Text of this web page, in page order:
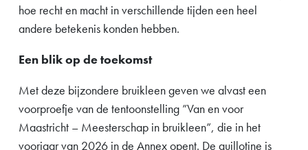
hoe recht en macht in verschillende tijden een heel
andere betekenis konden hebben.
Een blik op de toekomst
Met deze bijzondere bruikleen geven we alvast een
voorproefje van de tentoonstelling ”Van en voor
Maastricht – Meesterschap in bruikleen”, die in het
voorjaar van 2026 in de Annex opent. De guillotine is